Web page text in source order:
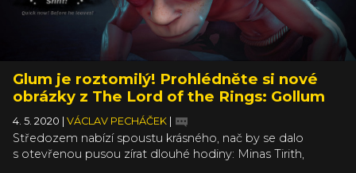
Glum je roztomilý! Prohlédněte si nové
obrázky z The Lord of the Rings: Gollum
4. 5. 2020 VÁCLAV PECHÁČEK
Středozem nabízí spoustu krásného, nač by se dalo
s otevřenou pusou zírat dlouhé hodiny: Minas Tirith,